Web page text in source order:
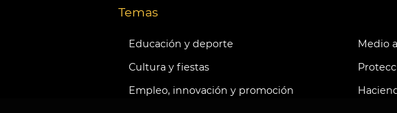
Temas
Educación y deporte Medio
Cultura y fiestas
Empleo, innovación y promoción